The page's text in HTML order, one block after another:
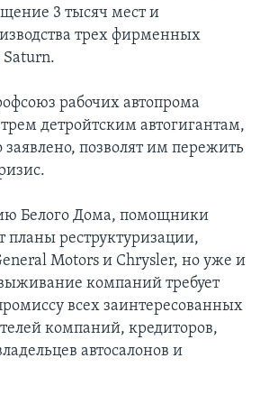
3 тысяч мест и
трех фирменных
рабочих автопрома
детройтским автогигантам,
позволят им пережить
Белого Дома, помощники
планы реструктуризации,
Motors и Chrysler, но уже и
компаний требует
всех заинтересованных
компаний, кредиторов,
автосалонов и